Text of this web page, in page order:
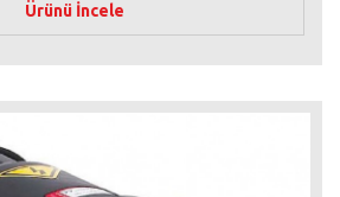
Ürünü İncele